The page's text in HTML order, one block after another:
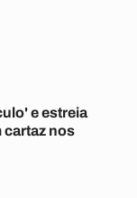
e estreia
cartaz nos